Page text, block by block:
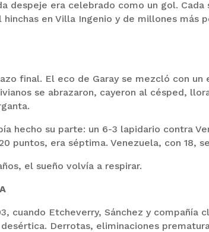
despeje era celebrado como un gol. Cada
en Villa Ingenio y de millones más
final. El eco de Garay se mezcló con
se abrazaron, cayeron al césped,
hecho su parte: un 6-3 lapidario contra
puntos, era séptima. Venezuela, con 18,
el sueño volvía a respirar.
cuando Etcheverry, Sánchez y compañía
Derrotas, eliminaciones